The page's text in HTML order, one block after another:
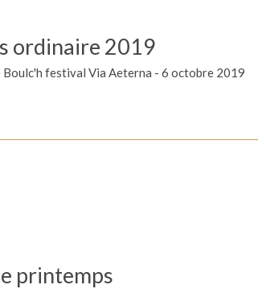
ordinaire 2019
Boulc'h festival Via Aeterna - 6 octobre 2019
printemps